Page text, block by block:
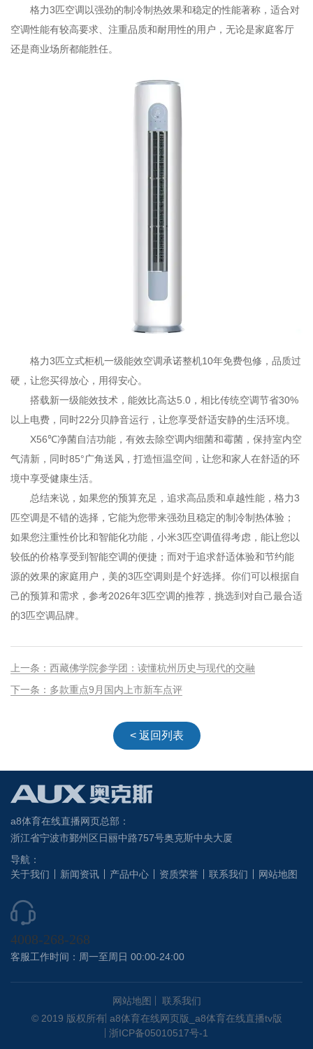
格力3匹空调以强劲的制冷制热效果和稳定的性能著称，适合对
空调性能有较高要求、注重品质和耐用性的用户，无论是家庭客厅
还是商业场所都能胜任。
格力3匹立式柜机一级能效空调承诺整机10年免费包修，品质过
硬，让您买得放心，用得安心。
搭载新一级能效技术，能效比高达5.0，相比传统空调节省30%
以上电费，同时22分贝静音运行，让您享受舒适安静的生活环境。
X56℃净菌自洁功能，有效去除空调内细菌和霉菌，保持室内空
气清新，同时85°广角送风，打造恒温空间，让您和家人在舒适的环
境中享受健康生活。
总结来说，如果您的预算充足，追求高品质和卓越性能，格力3
匹空调是不错的选择，它能为您带来强劲且稳定的制冷制热体验；
如果您注重性价比和智能化功能，小米3匹空调值得考虑，能让您以
较低的价格享受到智能空调的便捷；而对于追求舒适体验和节约能
源的效果的家庭用户，美的3匹空调则是个好选择。你们可以根据自
己的预算和需求，参考2026年3匹空调的推荐，挑选到对自己最合适
的3匹空调品牌。
上一条：西藏佛学院参学团：读懂杭州历史与现代的交融
下一条：多款重点9月国内上市新车点评
< 返回列表
a8体育在线直播网页总部：
浙江省宁波市鄞州区日丽中路757号奥克斯中央大厦
导航：
关于我们
新闻资讯 产品中心 资质荣誉 联系我们 网站地图
4008-268-268
客服工作时间：周一至周日 00:00-24:00
网站地图
联系我们
© 2019 版权所有 a8体育在线网页版_a8体育在线直播tv版
浙ICP备05010517号-1